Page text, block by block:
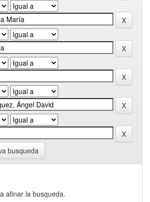
busqueda
afinar la busqueda.